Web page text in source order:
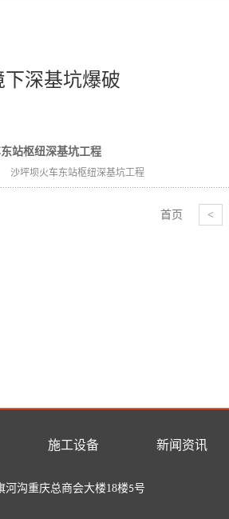
下深基坑爆破
站枢纽深基坑工程
沙坪坝火车东站枢纽深基坑工程
首页 <
施工设备 新闻资讯
河沟重庆总商会大楼18楼5号